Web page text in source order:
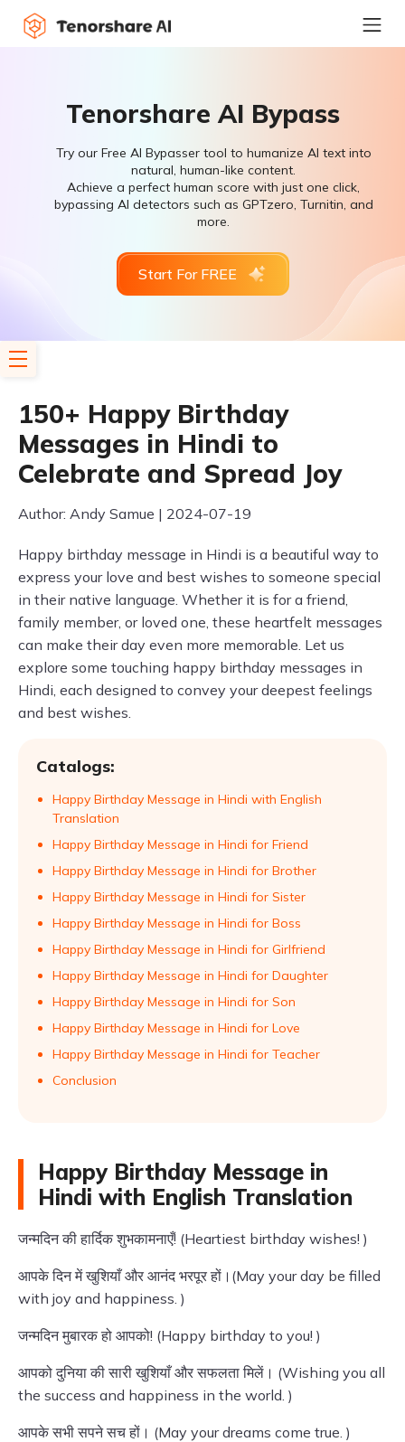
Tenorshare AI Bypass
Try our Free AI Bypasser tool to humanize AI text into
natural, human-like content.
Achieve a perfect human score with just one click,
bypassing AI detectors such as GPTzero, Turnitin, and
more.
Start For FREE
150+ Happy Birthday
Messages in Hindi to
Celebrate and Spread Joy
Author: Andy Samue | 2024-07-19
Happy birthday message in Hindi is a beautiful way to
express your love and best wishes to someone special
in their native language. Whether it is for a friend,
family member, or loved one, these heartfelt messages
can make their day even more memorable. Let us
explore some touching happy birthday messages in
Hindi, each designed to convey your deepest feelings
and best wishes.
Catalogs:
Happy Birthday Message in Hindi with English
Translation
Happy Birthday Message in Hindi for Friend
Happy Birthday Message in Hindi for Brother
Happy Birthday Message in Hindi for Sister
Happy Birthday Message in Hindi for Boss
Happy Birthday Message in Hindi for Girlfriend
Happy Birthday Message in Hindi for Daughter
Happy Birthday Message in Hindi for Son
Happy Birthday Message in Hindi for Love
Happy Birthday Message in Hindi for Teacher
Conclusion
Happy Birthday Message in
Hindi with English Translation
जन्मदिन की हार्दिक शुभकामनाएँ! (Heartiest birthday wishes! )
आपके दिन में खुशियाँ और आनंद भरपूर हों।(May your day be filled
with joy and happiness. )
जन्मदिन मुबारक हो आपको! (Happy birthday to you! )
आपको दुनिया की सारी खुशियाँ और सफलता मिलें। (Wishing you all
the success and happiness in the world. )
आपके सभी सपने सच हों। (May your dreams come true. )